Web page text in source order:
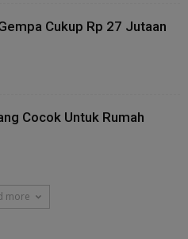
Cukup Rp 27 Jutaan
Cocok Untuk Rumah
more